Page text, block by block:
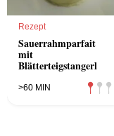
Rezept
Sauerrahmparfait
mit
Blätterteigstangerl
>60 MIN